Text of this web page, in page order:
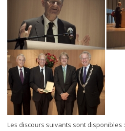
Les discours suivants sont disponibles :